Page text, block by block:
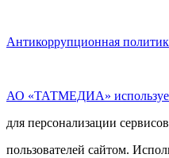
Антикоррупционная
АО «ТАТМЕДИА»
для персонализации
пользователей сайтом.